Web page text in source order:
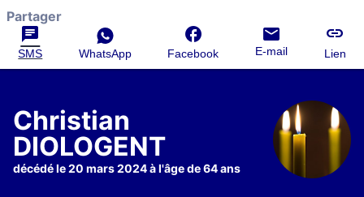
Partager
SMS WhatsApp Facebook E-mail Lien
Christian
DIOLOGENT
décédé le 20 mars 2024 à l'âge de 64 ans